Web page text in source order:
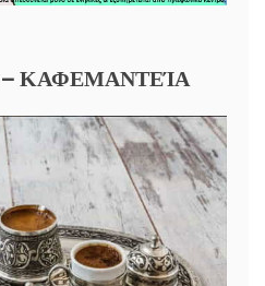
ΚΑΦΕΜΑΝΤΕΊΑ